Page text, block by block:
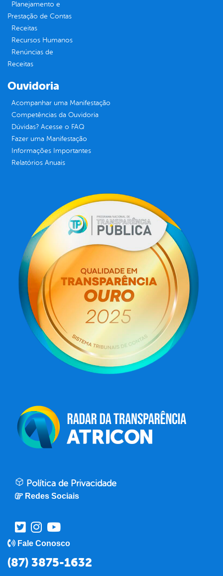
Planejamento e
Prestação de Contas
Receitas
Recursos Humanos
Renúncias de
Receitas
Ouvidoria
Acompanhar uma Manifestação
Competências da Ouvidoria
Dúvidas? Acesse o FAQ
Fazer uma Manifestação
Informações Importantes
Relatórios Anuais
Política de Privacidade
Redes Sociais
Fale Conosco
(87) 3875-1632